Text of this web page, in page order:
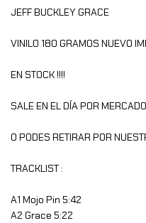
JEFF BUCKLEY GRACE
VINILO 180 GRAMOS NUEVO
EN STOCK !!!!
SALE EN EL DÍA POR
O PODES RETIRAR POR
TRACKLIST :
A1 Mojo Pin 5:42
A2 Grace 5:22